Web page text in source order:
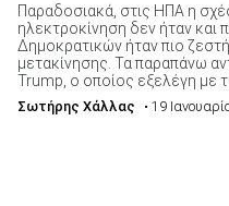
Παραδοσιακά, στις ΗΠΑ η
ηλεκτροκίνηση δεν ήταν και
Δημοκρατικών ήταν πιο
μετακίνησης. Τα παραπάνω
Trump, ο οποίος εξελέγη με
Σωτήρης Χάλλας • 19